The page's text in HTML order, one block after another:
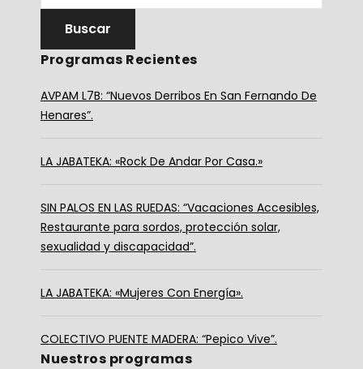
Programas Recientes
AVPAM L7B: “Nuevos Derribos En San Fernando De
Henares”.
LA JABATEKA: «Rock De Andar Por Casa.»
SIN PALOS EN LAS RUEDAS: “Vacaciones Accesibles,
Restaurante para sordos, protección solar,
sexualidad y discapacidad”.
LA JABATEKA: «Mujeres Con Energía».
COLECTIVO PUENTE MADERA: “Pepico Vive”.
Nuestros programas